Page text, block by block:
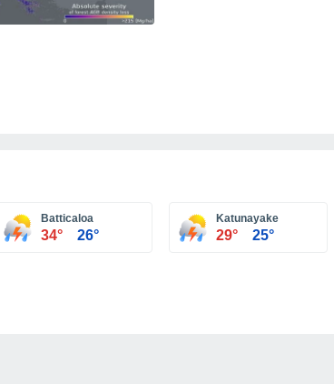
Batticaloa
34° 26°
Katunayake
29° 25°